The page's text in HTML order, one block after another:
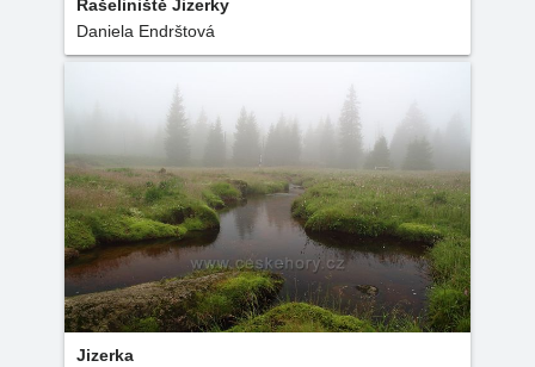
Rašeliniště Jizerky
Daniela Endrštová
Jizerka